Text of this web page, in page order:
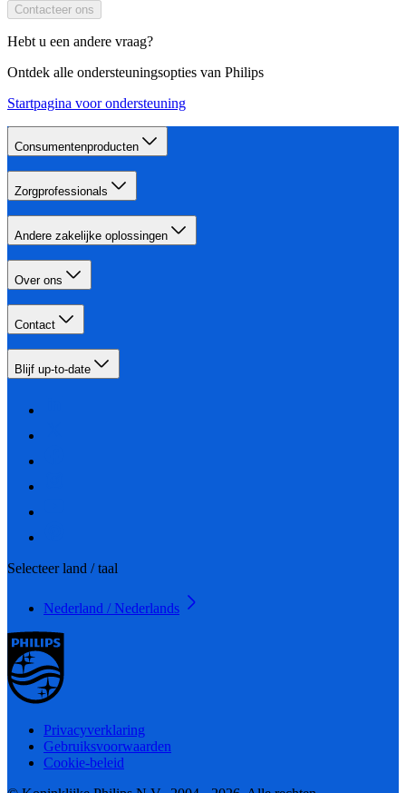
Contacteer ons
Hebt u een andere vraag?
Ontdek alle ondersteuningsopties van Philips
Startpagina voor ondersteuning
Consumentenproducten
Zorgprofessionals
Andere zakelijke oplossingen
Over ons
Contact
Blijf up-to-date
Selecteer land / taal
Nederland / Nederlands
Privacyverklaring
Gebruiksvoorwaarden
Cookie-beleid